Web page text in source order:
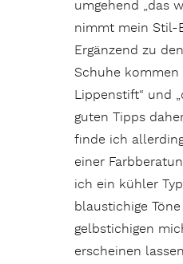
umgehend „das
nimmt mein Stil-
Ergänzend zu
Schuhe
Lippenstift“ und
guten Tipps
finde ich
einer
ich ein kühler
blaustichige
gelbstichigen
erscheinen